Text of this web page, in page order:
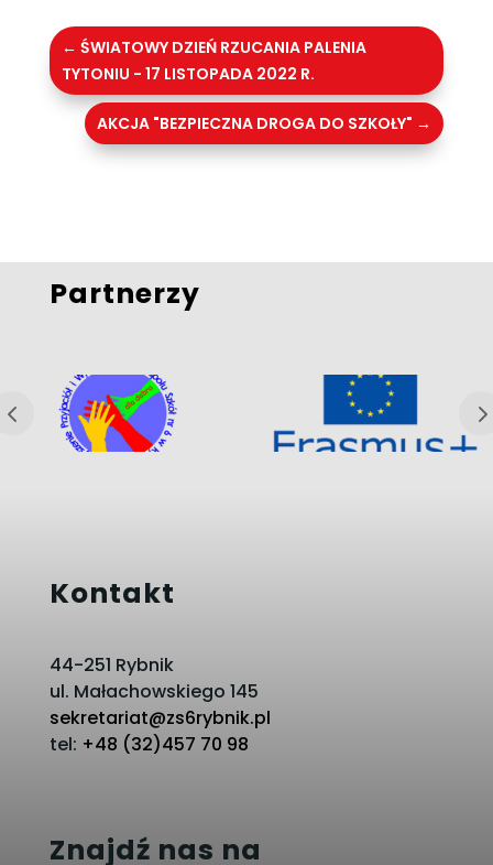
← ŚWIATOWY DZIEŃ RZUCANIA PALENIA
TYTONIU - 17 LISTOPADA 2022 R.
AKCJA "BEZPIECZNA DROGA DO SZKOŁY" →
Partnerzy
Kontakt
44-251 Rybnik
ul. Małachowskiego 145
sekretariat@zs6rybnik.pl
tel: +48 (32)457 70 98
Znajdź nas na